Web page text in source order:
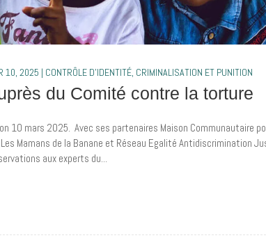
10, 2025 | CONTRÔLE D'IDENTITÉ, CRIMINALISATION ET PUNITION
du Comité contre la torture
10 mars 2025. Avec ses partenaires Maison Communautaire
Les Mamans de la Banane et Réseau Egalité Antidiscrimination
aux experts du...